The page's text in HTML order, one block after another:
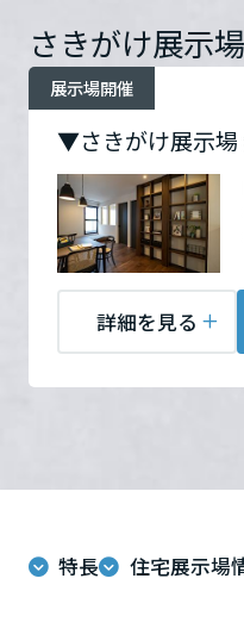
これから住
多彩な動画やこだわりが詰ま
まいづくりを楽しく学べるデ
ホームラウンジ 新築・戸建て
ミサワオーナーズクラブ
障がい者採用
ウエルネス事業
海外事業
ミサワアイデンティティ
さきがけ展示
▼さきがけ展示場
展示場開催
詳細を見る
特長 住宅展示場
群馬県
埼玉県
千葉県
東京都
ク
お問い合
わせ
電話
営
定
※8/
業
の
ま
担
お問い合
わせ
電
営
業
の
8/
ま
担